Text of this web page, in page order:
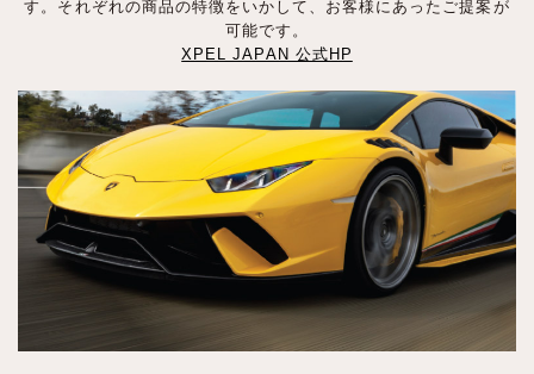
す。それぞれの商品の特徴をいかして、お客様にあったご提案が
可能です。
XPEL JAPAN 公式HP